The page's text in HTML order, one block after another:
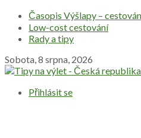
Časopis Výšlapy –
Low-cost cestování
Rady a tipy
Sobota, 8 srpna, 2026
Přihlásit se